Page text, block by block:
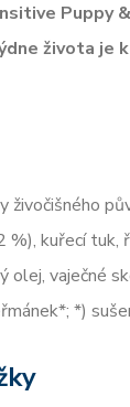
Puppy
života je
živočišného
%), kuřecí
olej, vaječné
*)